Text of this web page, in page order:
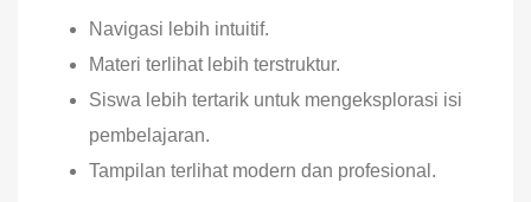
Navigasi lebih intuitif.
Materi terlihat lebih terstruktur.
Siswa lebih tertarik untuk mengeksplorasi isi
pembelajaran.
Tampilan terlihat modern dan profesional.